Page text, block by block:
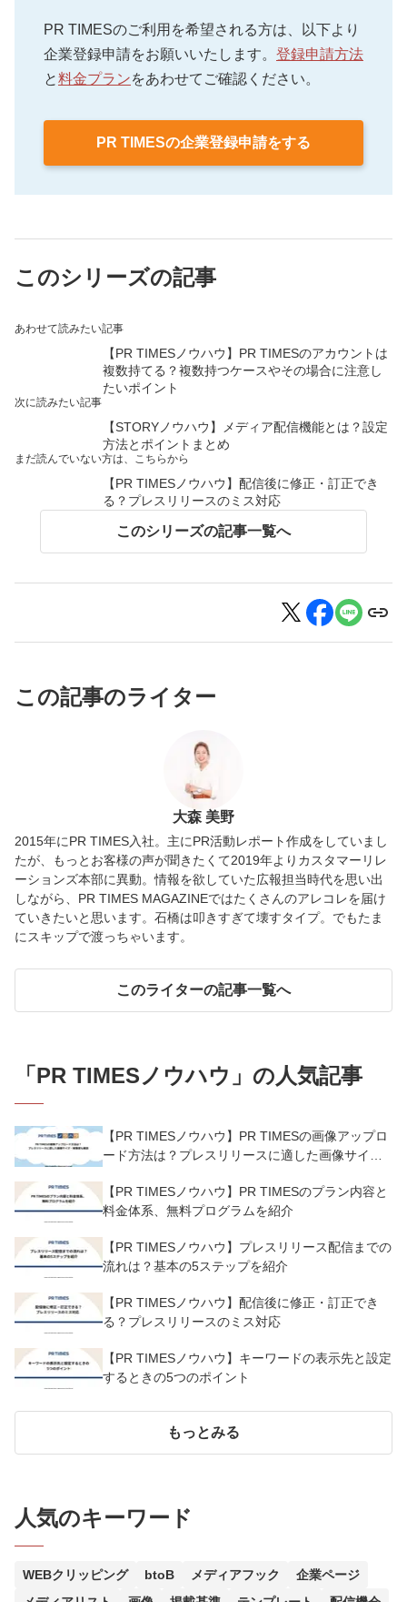
PR TIMESのご利用を希望される方は、以下より
企業登録申請をお願いいたします。 登録申請方法
と料金プランをあわせてご確認ください。
PR TIMESの企業登録申請をする
このシリーズの記事
あわせて読みたい記事
【PR TIMESノウハウ】PR TIMESのアカウントは
複数持てる？複数持つケースやその場合に注意し
たいポイント
次に読みたい記事
【STORYノウハウ】メディア配信機能とは？設定
方法とポイントまとめ
まだ読んでいない方は、こちらから
【PR TIMESノウハウ】配信後に修正・訂正でき
る？プレスリリースのミス対応
このシリーズの記事一覧へ
この記事のライター
大森 美野
2015年にPR TIMES入社。主にPR活動レポート作成をしていまし
たが、もっとお客様の声が聞きたくて2019年よりカスタマーリレ
ーションズ本部に異動。情報を欲していた広報担当時代を思い出
しながら、PR TIMES MAGAZINEではたくさんのアレコレを届け
ていきたいと思います。石橋は叩きすぎて壊すタイプ。でもたま
にスキップで渡っちゃいます。
このライターの記事一覧へ
「PR TIMESノウハウ 」の人気記事
【PR TIMESノウハウ】PR TIMESの画像アップロ
ード方法は？プレスリリースに適した画像サイ
【PR TIMESノウハウ】PR TIMESのプラン内容と
料金体系、無料プログラムを紹介
【PR TIMESノウハウ】プレスリリース配信までの
流れは？基本の5ステップを紹介
【PR TIMESノウハウ】配信後に修正・訂正でき
る？プレスリリースのミス対応
【PR TIMESノウハウ】キーワードの表示先と設定
するときの5つのポイント
もっとみる
人気のキーワード
WEBクリッピング btoB メディアフック
企業ページ